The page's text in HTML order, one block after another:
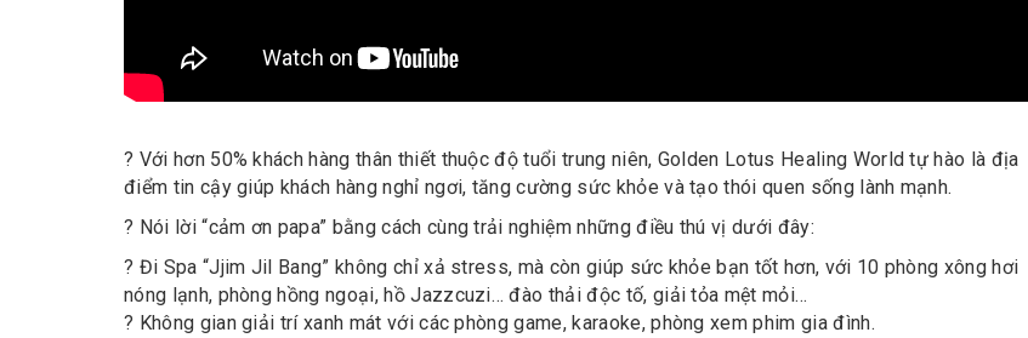
? Với hơn 50% khách hàng thân thiết thuộc độ tuổi trung niên, Golden Lotus Healing World tự hào là địa
điểm tin cậy giúp khách hàng nghỉ ngơi, tăng cường sức khỏe và tạo thói quen sống lành mạnh.
? Nói lời “cảm ơn papa” bằng cách cùng trải nghiệm những điều thú vị dưới đây:
? Đi Spa “Jjim Jil Bang” không chỉ xả stress, mà còn giúp sức khỏe bạn tốt hơn, với 10 phòng xông hơi
nóng lạnh, phòng hồng ngoại, hồ Jazzcuzi… đào thải độc tố, giải tỏa mệt mỏi…
? Không gian giải trí xanh mát với các phòng game, karaoke, phòng xem phim gia đình.